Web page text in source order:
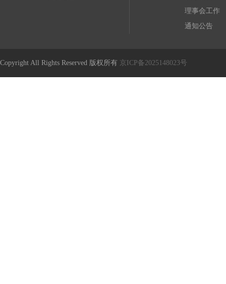
理事会工作
通知公告
Copyright All Rights Reserved 版权所有 京ICP备2025148023号